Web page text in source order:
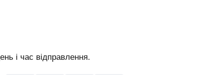
і час відправлення.